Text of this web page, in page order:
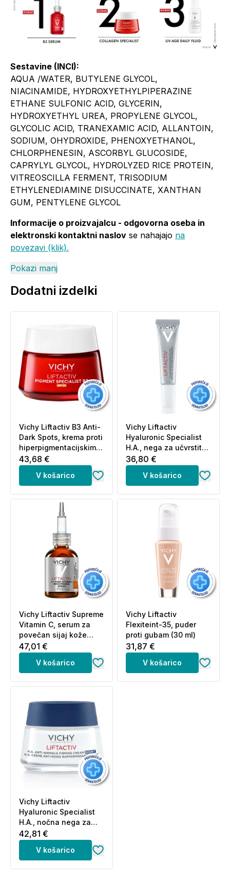
Sestavine (INCI):
AQUA /WATER, BUTYLENE GLYCOL,
NIACINAMIDE, HYDROXYETHYLPIPERAZINE
ETHANE SULFONIC ACID, GLYCERIN,
HYDROXYETHYL UREA, PROPYLENE GLYCOL,
GLYCOLIC ACID, TRANEXAMIC ACID, ALLANTOIN,
SODIUM, OHYDROXIDE, PHENOXYETHANOL,
CHLORPHENESIN, ASCORBYL GLUCOSIDE,
CAPRYLYL GLYCOL, HYDROLYZED RICE PROTEIN,
VITREOSCILLA FERMENT, TRISODIUM
ETHYLENEDIAMINE DISUCCINATE, XANTHAN
GUM, PENTYLENE GLYCOL
Informacije o proizvajalcu - odgovorna oseba in
elektronski kontaktni naslov se nahajajo na
povezavi (klik).
Pokazi manj
Dodatni izdelki
Vichy Liftactiv B3 Anti-
Dark Spots, krema proti
hiperpigmentacijskim
madežem in gubam -
ZF50 (50 ml)
43,68 €
V košarico
Vichy Liftactiv
Hyaluronic Specialist
H.A., nega za učvrstitev
predela okoli oči in
proti gubam s
hialuronsko kislino (15
ml)
36,80 €
V košarico
Vichy Liftactiv Supreme
Vitamin C, serum za
povečan sijaj kože
obraza (20 ml)
47,01 €
V košarico
Vichy Liftactiv
Flexiteint-35, puder
proti gubam (30 ml)
31,87 €
V košarico
Vichy Liftactiv
Hyaluronic Specialist
H.A., nočna nega za
korekcijo gub in čvrsto
kožo (50 ml)
42,81 €
V košarico